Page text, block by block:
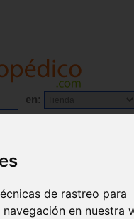
de rastreo para
en nuestra
en: